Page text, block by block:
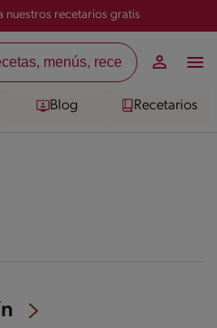
nuestros recetarios gratis
Blog Recetarios